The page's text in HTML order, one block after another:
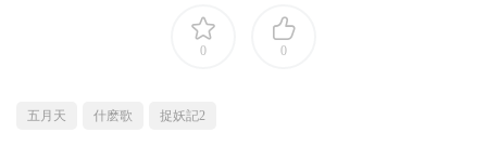
0 0
五月天 什麽歌 捉妖記2